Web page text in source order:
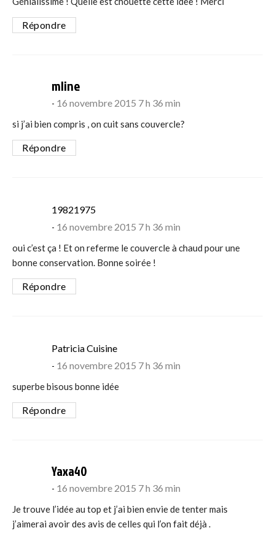
Répondre
mlinesays:
16 novembre 2015 7 h 36 min
si j’ai bien compris , on cuit sans couvercle?
Répondre
19821975says:
16 novembre 2015 7 h 36 min
oui c’est ça ! Et on referme le couvercle à chaud pour une
bonne conservation. Bonne soirée !
Répondre
Patricia Cuisinesays:
16 novembre 2015 7 h 36 min
superbe bisous bonne idée
Répondre
Yaxa40
16 novembre 2015 7 h 36 min
Je trouve l’idée au top et j’ai bien envie de tenter mais
j’aimerai avoir des avis de celles qui l’on fait déjà .